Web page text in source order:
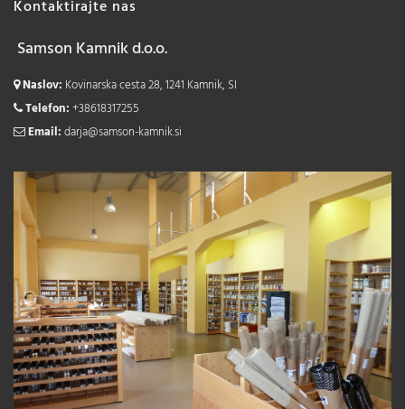
Kontaktirajte nas
Samson Kamnik d.o.o.
Naslov: Kovinarska cesta 28, 1241 Kamnik, SI
Telefon:+38618317255
Email:darja@samson-kamnik.si